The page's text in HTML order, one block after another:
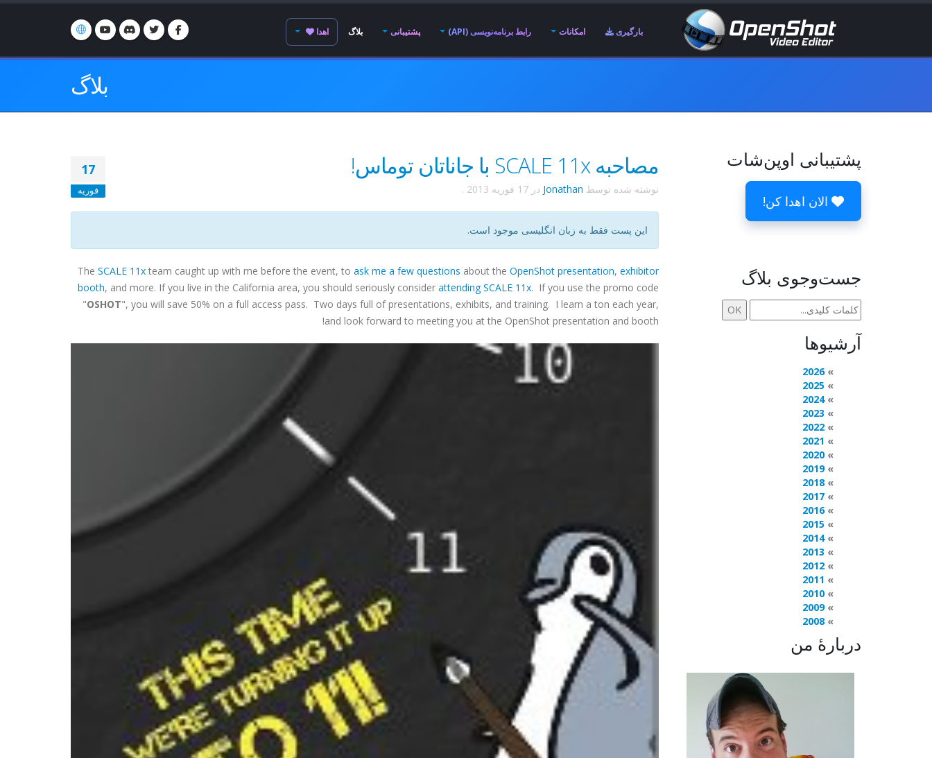
بارگیری امکانات رابط برنامه‌نویسی (API) پشتیبانی بلاگ اهدا
بلاگ
17
فوریه
مصاحبه SCALE 11x با جاناتان توماس!
نوشته شده توسط Jonathan در17 فوریه 2013 .
این پست فقط به زبان انگلیسی موجود است.
The SCALE 11xteam caught up with me before the event, to ask me a few questions about the OpenShot presentation, exhibitor
booth, and more. If you live in the California area, you should seriously consider attending SCALE 11x. If you use the promo code
"OSHOT", you will save 50% on a full access pass. Two days full of presentations, exhibits, and training. I learn a ton each year,
and look forward to meeting you at the OpenShot presentation and booth!
پشتیبانی اوپن‌شات
الان اهدا کن!
جست‌وجوی بلاگ
آرشیوها
2026
2025
2024
2023
2022
2021
2020
2019
2018
2017
2016
2015
2014
2013
2012
2011
2010
2009
2008
دربارهٔ من